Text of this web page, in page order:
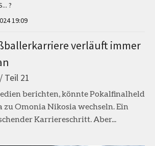
?
19:09
verläuft immer
Teil 21
berichten, könnte Pokalfinalheld
Omonia Nikosia wechseln. Ein
Karriereschritt. Aber...